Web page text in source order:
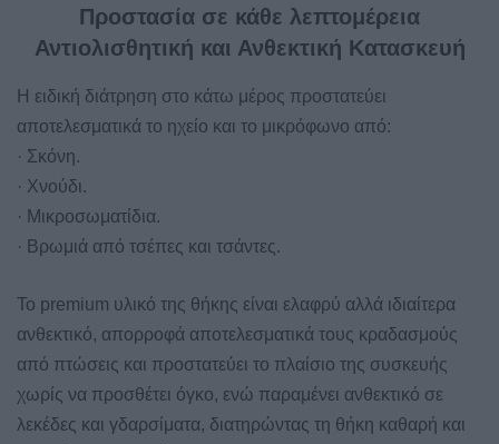
Προστασία σε κάθε λεπτομέρεια
Αντιολισθητική και Ανθεκτική Κατασκευή
Η ειδική διάτρηση στο κάτω μέρος προστατεύει
αποτελεσματικά το ηχείο και το μικρόφωνο από:
· Σκόνη.
· Χνούδι.
· Μικροσωματίδια.
· Βρωμιά από τσέπες και τσάντες.
Το premium υλικό της θήκης είναι ελαφρύ αλλά ιδιαίτερα
ανθεκτικό, απορροφά αποτελεσματικά τους κραδασμούς
από πτώσεις και προστατεύει το πλαίσιο της συσκευής
χωρίς να προσθέτει όγκο, ενώ παραμένει ανθεκτικό σε
λεκέδες και γδαρσίματα, διατηρώντας τη θήκη καθαρή και